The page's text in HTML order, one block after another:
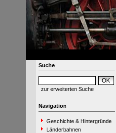
Suche
zur erweiterten Suche
Navigation
Geschichte & Hintergründe
Länderbahnen